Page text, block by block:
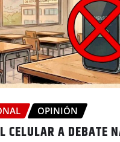
OPINIÓN
CELULAR A DEBATE